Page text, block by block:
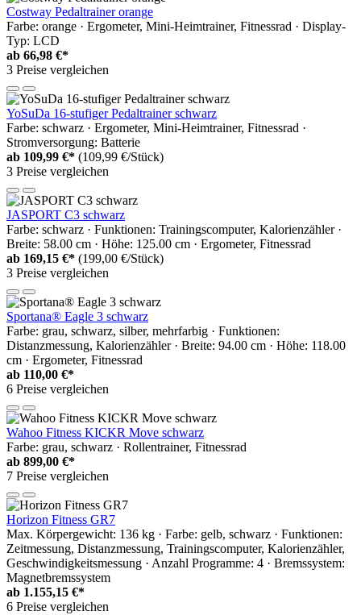
Costway Pedaltrainer orange
Farbe: orange · Ergometer, Mini-Heimtrainer, Fitnessrad · Display-
Typ: LCD
ab 66,98 €*
3 Preise vergleichen
YoSuDa 16-stufiger Pedaltrainer schwarz
Farbe: schwarz · Ergometer, Mini-Heimtrainer, Fitnessrad ·
Stromversorgung: Batterie
ab 109,99 €* (109,99 €/Stück)
3 Preise vergleichen
JASPORT C3 schwarz
Farbe: schwarz · Funktionen: Trainingscomputer, Kalorienzähler ·
Breite: 58.00 cm · Höhe: 125.00 cm · Ergometer, Fitnessrad
ab 169,15 €* (199,00 €/Stück)
3 Preise vergleichen
Sportana® Eagle 3 schwarz
Farbe: grau, schwarz, silber, mehrfarbig · Funktionen:
Distanzmessung, Kalorienzähler · Breite: 94.00 cm · Höhe: 118.00
cm · Ergometer, Fitnessrad
ab 110,00 €*
6 Preise vergleichen
Wahoo Fitness KICKR Move schwarz
Farbe: grau, schwarz · Rollentrainer, Fitnessrad
ab 899,00 €*
7 Preise vergleichen
Horizon Fitness GR7
Max. Körpergewicht: 136 kg · Farbe: gelb, schwarz · Funktionen:
Zeitmessung, Distanzmessung, Trainingscomputer, Kalorienzähler,
Geschwindigkeitsmessung · Anzahl Programme: 4 · Bremssystem:
Magnetbremssystem
ab 1.155,15 €*
6 Preise vergleichen